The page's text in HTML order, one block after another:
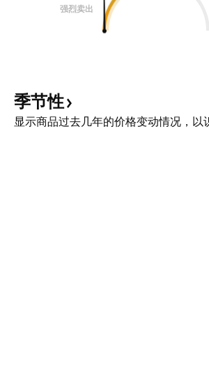
强烈卖出
季节性
显示商品过去几年的价格变动情况，以